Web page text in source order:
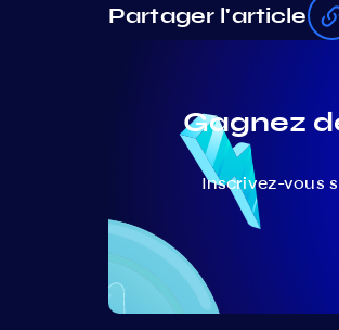
Partager l'article
Gagnez
Inscrivez-vous